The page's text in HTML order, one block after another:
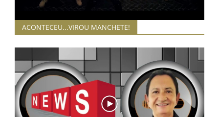
3CLIMAS MANCHETE 0108
3CLIMAS MANCHETE 3007 18:00
3CLIMAS MANCHETE 3007 13:00
CearáBrasilMundo 2907
INSÔNIA 2907
CearáBrasilMundo
3climas Manchete 0508
Trabalhadores da CPTM decidem manter a greve por mais um dia e paralisação seguirá na quarta-feira
ACONTECEU...VIROU MANCHETE!